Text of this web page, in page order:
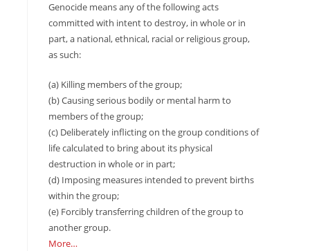
Genocide means any of the following acts
committed with intent to destroy, in whole or in
part, a national, ethnical, racial or religious group,
as such:
(a) Killing members of the group;
(b) Causing serious bodily or mental harm to
members of the group;
(c) Deliberately inflicting on the group conditions of
life calculated to bring about its physical
destruction in whole or in part;
(d) Imposing measures intended to prevent births
within the group;
(e) Forcibly transferring children of the group to
another group.
More…